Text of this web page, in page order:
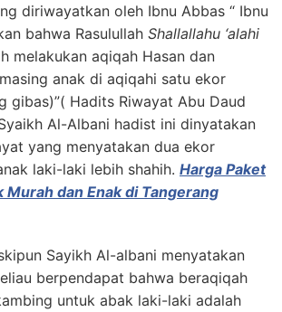
diriwayatkan oleh Ibnu Abbas “ Ibnu
bahwa Rasulullah Shallallahu ‘alahi
melakukan aqiqah Hasan dan
anak di aqiqahi satu ekor
gibas)”( Hadits Riwayat Abu Daud
Al-Albani hadist ini dinyatakan
yang menyatakan dua ekor
laki-laki lebih shahih. Harga Paket
Murah dan Enak di Tangerang
Sayikh Al-albani menyatakan
berpendapat bahwa beraqiqah
untuk abak laki-laki adalah